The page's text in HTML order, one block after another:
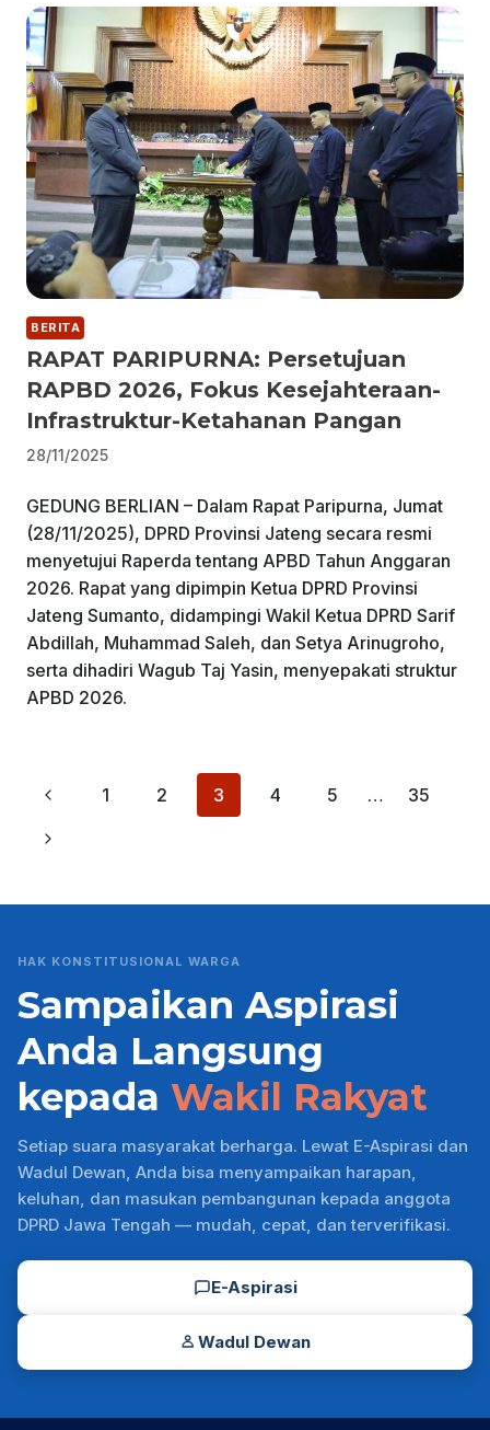
BERITA
RAPAT PARIPURNA: Persetujuan
RAPBD 2026, Fokus Kesejahteraan-
Infrastruktur-Ketahanan Pangan
28/11/2025
GEDUNG BERLIAN – Dalam Rapat Paripurna, Jumat
(28/11/2025), DPRD Provinsi Jateng secara resmi
menyetujui Raperda tentang APBD Tahun Anggaran
2026. ​Rapat yang dipimpin Ketua DPRD Provinsi
Jateng Sumanto, didampingi Wakil Ketua DPRD Sarif
Abdillah, Muhammad Saleh, dan Setya Arinugroho,
serta dihadiri Wagub Taj Yasin, menyepakati struktur
APBD 2026.
Page
navigation
Previous
Page
1 2 3 4 5 …
35
Next
HAK KONSTITUSIONAL WARGA
Sampaikan Aspirasi
Anda Langsung
kepada Wakil Rakyat
Setiap suara masyarakat berharga. Lewat E-Aspirasi dan
Wadul Dewan, Anda bisa menyampaikan harapan,
keluhan, dan masukan pembangunan kepada anggota
DPRD Jawa Tengah — mudah, cepat, dan terverifikasi.
E-Aspirasi
Wadul Dewan